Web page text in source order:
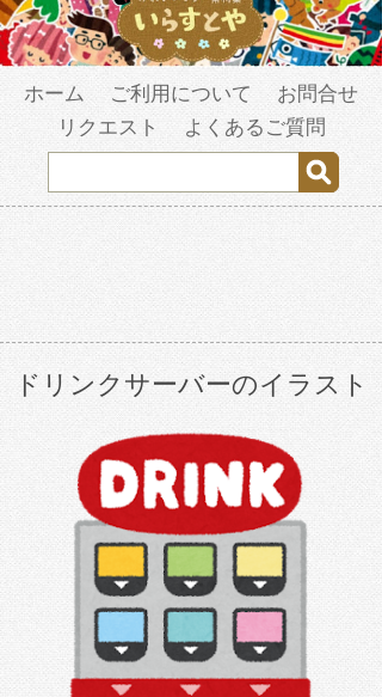
ホーム ご利用について
お問合せ
リクエスト
よくあるご質問
ドリンクサーバーのイラスト